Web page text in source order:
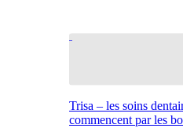
Trisa – les soins
commencent par les